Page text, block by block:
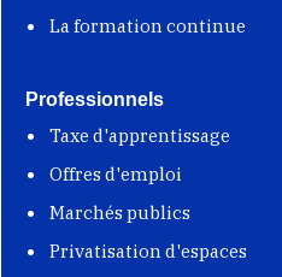
La formation continue
Professionnels
Taxe d'apprentissage
Offres d'emploi
Marchés publics
Privatisation d'espaces